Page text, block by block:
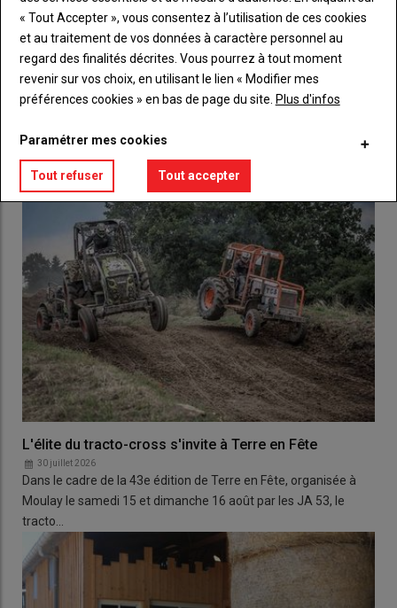
compte pour accéder à tout l'Agri53.
Lien Créez un compte
LES PLUS LUS
L'élite du tracto-cross s'invite à Terre en Fête
30 juillet 2026
Dans le cadre de la 43e édition de Terre en Fête, organisée à
Moulay le samedi 15 et dimanche 16 août par les JA 53, le
tracto…
« Tout Accepter », vous consentez à l’utilisation de ces cookies
et au traitement de vos données à caractère personnel au
regard des finalités décrites. Vous pourrez à tout moment
revenir sur vos choix, en utilisant le lien « Modifier mes
préférences cookies » en bas de page du site. Plus d'infos
Paramétrer mes cookies
Tout refuser Tout accepter